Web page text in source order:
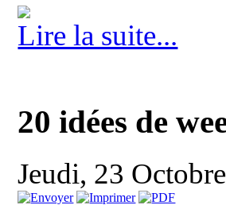
Lire la suite...
20 idées de
Jeudi, 23